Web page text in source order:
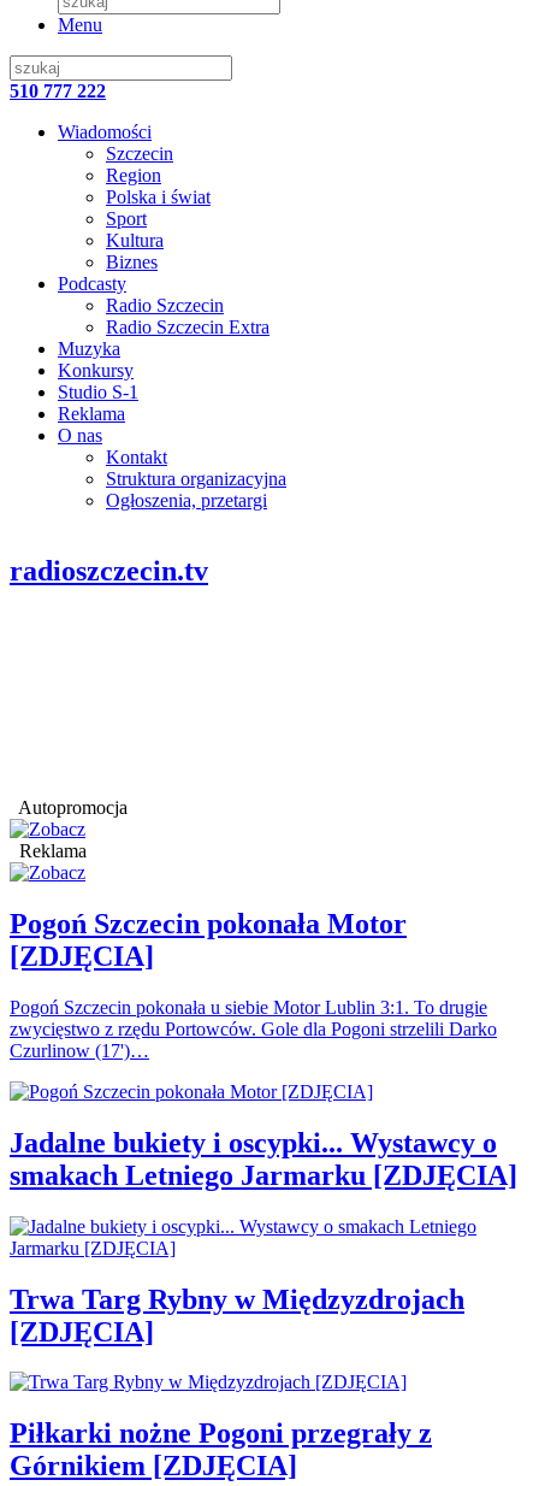
Menu
510 777 222
Wiadomości
Szczecin
Region
Polska i świat
Sport
Kultura
Biznes
Podcasty
Radio Szczecin
Radio Szczecin Extra
Muzyka
Konkursy
Studio S-1
Reklama
O nas
Kontakt
Struktura organizacyjna
Ogłoszenia, przetargi
radioszczecin.tv
Autopromocja
Reklama
Pogoń Szczecin pokonała Motor
[ZDJĘCIA]
Pogoń Szczecin pokonała u siebie Motor Lublin 3:1. To drugie
zwycięstwo z rzędu Portowców. Gole dla Pogoni strzelili Darko
Czurlinow (17')…
Jadalne bukiety i oscypki... Wystawcy o
smakach Letniego Jarmarku [ZDJĘCIA]
Trwa Targ Rybny w Międzyzdrojach
[ZDJĘCIA]
Piłkarki nożne Pogoni przegrały z
Górnikiem [ZDJĘCIA]